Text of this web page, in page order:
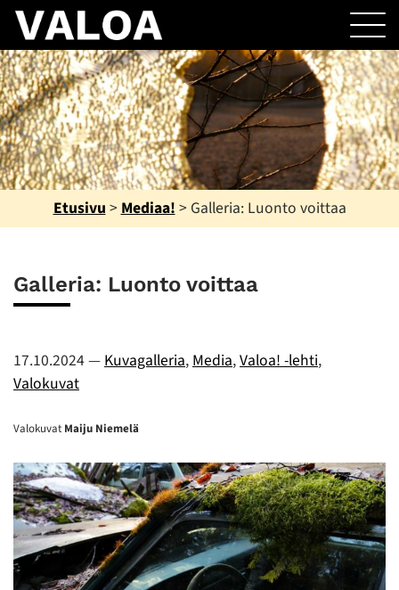
Etusivu > Mediaa! > Galleria: Luonto voittaa
Galleria: Luonto voittaa
17.10.2024— Kuvagalleria, Media,Valoa! -lehti,
Valokuvat
ValokuvatMaiju Niemelä